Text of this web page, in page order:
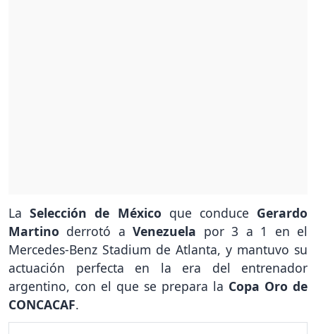
La Selección de México que conduce Gerardo
Martino derrotó aVenezuela por 3 a 1 en el
Mercedes-Benz Stadium de Atlanta, y mantuvo su
actuación perfecta en la era del entrenador
argentino, con el que se prepara la Copa Oro de
CONCACAF.